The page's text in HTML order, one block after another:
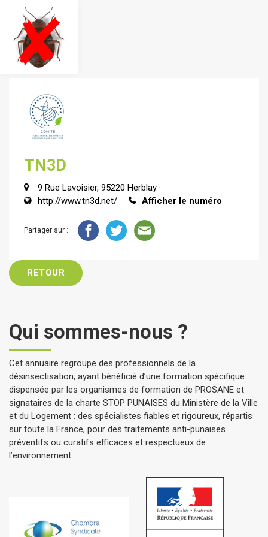
TN3D
9 Rue Lavoisier, 95220 Herblay ·
http://www.tn3d.net/
Afficher le numéro
Partager sur :
RETOUR
Qui sommes-nous ?
Cet annuaire regroupe des professionnels de la
désinsectisation, ayant bénéficié d’une formation spécifique
dispensée par les organismes de formation de PROSANE et
signataires de la charte STOP PUNAISES du Ministère de la Ville
et du Logement : des spécialistes fiables et rigoureux, répartis
sur toute la France, pour des traitements anti-punaises
préventifs ou curatifs efficaces et respectueux de
l’environnement.